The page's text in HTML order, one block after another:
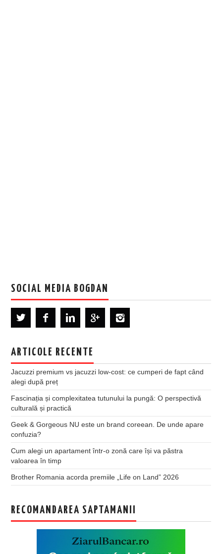
SOCIAL MEDIA BOGDAN
ARTICOLE RECENTE
Jacuzzi premium vs jacuzzi low-cost: ce cumperi de fapt când
alegi după preț
Fascinația și complexitatea tutunului la pungă: O perspectivă
culturală și practică
Geek & Gorgeous NU este un brand coreean. De unde apare
confuzia?
Cum alegi un apartament într-o zonă care își va păstra
valoarea în timp
Brother Romania acorda premiile „Life on Land” 2026
RECOMANDAREA SAPTAMANII